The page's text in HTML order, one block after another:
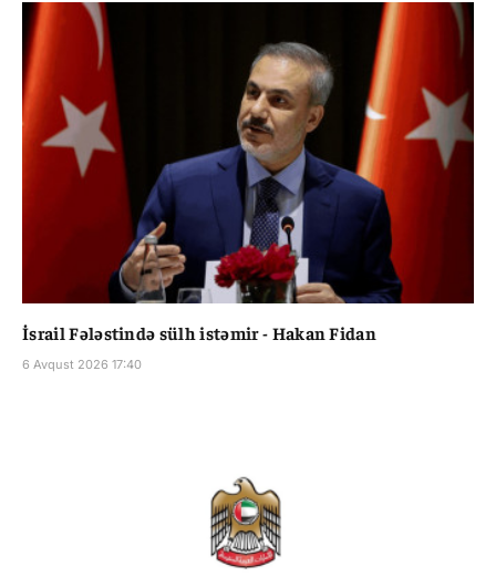
İsrail Fələstində sülh istəmir - Hakan Fidan
6 Avqust 2026 17:40